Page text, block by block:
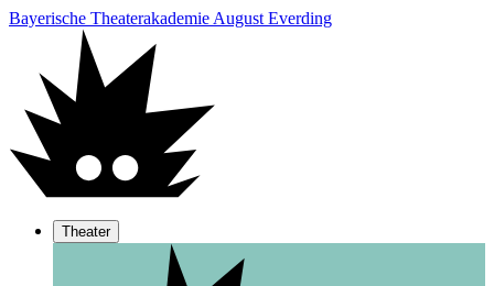
Bayerische Theaterakademie August Everding
Theater